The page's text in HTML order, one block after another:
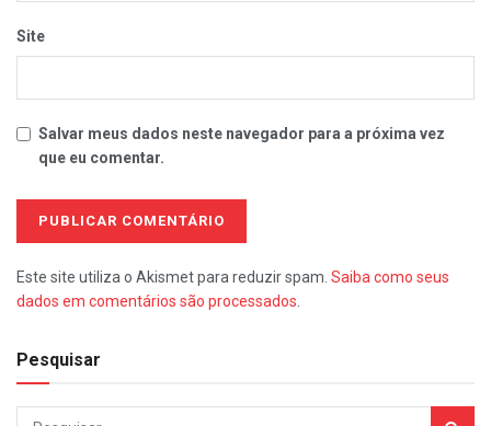
Site
Salvar meus dados neste navegador para a próxima vez
que eu comentar.
Este site utiliza o Akismet para reduzir spam. Saiba como seus
dados em comentários são processados
Pesquisar